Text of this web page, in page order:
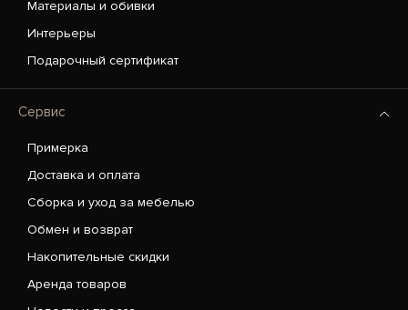
Материалы и обивки
Интерьеры
Подарочный сертификат
Сервис
Примерка
Доставка и оплата
Сборка и уход за мебелью
Обмен и возврат
Накопительные скидки
Аренда товаров